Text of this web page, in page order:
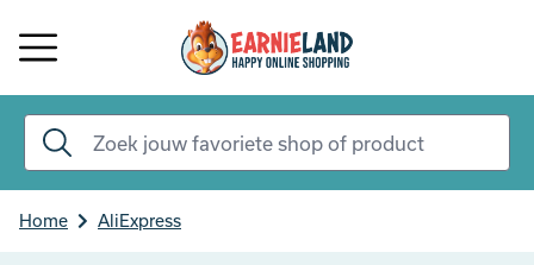
Home AliExpress